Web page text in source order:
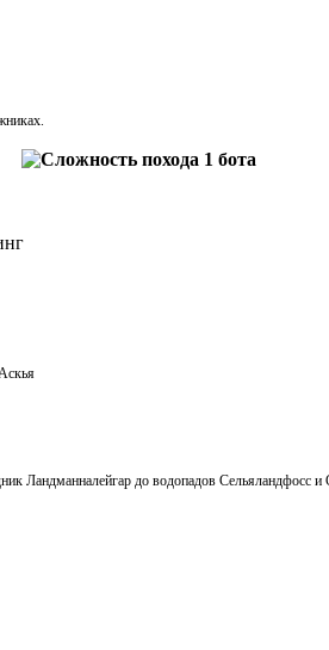
Ландманналейгар до водопадов Сельяландфосс и